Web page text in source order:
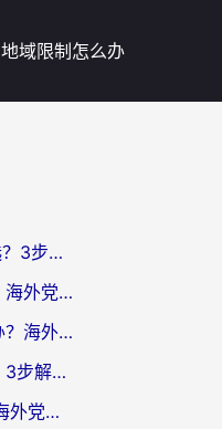
地域限制怎么办
美国翻回国内app怎么选？3步教你无缝刷剧、登12123、访问国内网站
优酷地域限制怎么关闭？海外党亲测有效的追剧加速器选择指南
抖音音乐地区限制怎么办？海外党亲测有效的听歌自由指南
在国外听不了酷我音乐？3步解除手机酷我音乐海外限制，附实测好用加速器
PP体育国外地域限制？海外党看球终极方案：从欧洲杯到奥运会，中文解说不卡顿！